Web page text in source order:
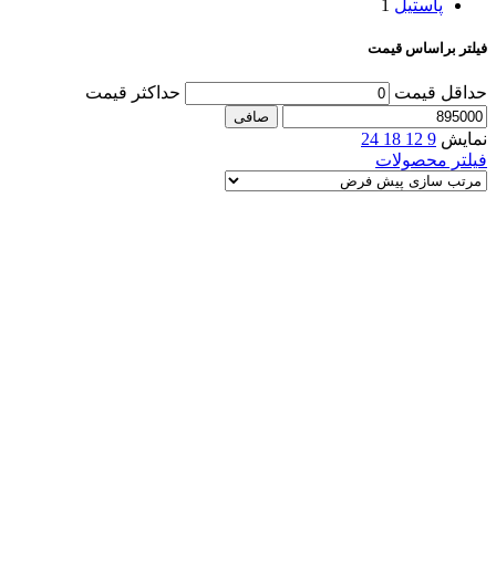
پاستیل 1
فیلتر براساس قیمت
حداقل قیمت حداكثر قيمت
صافی
نمایش 9
12
18
24
فیلتر محصولات